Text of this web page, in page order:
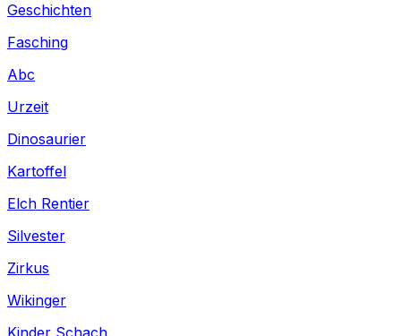
Geschichten
Fasching
Abc
Urzeit
Dinosaurier
Kartoffel
Elch Rentier
Silvester
Zirkus
Wikinger